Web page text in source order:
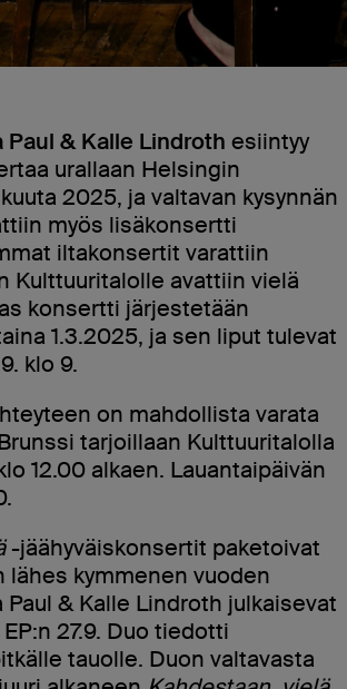
Paul & Kalle Lindroth esiintyy
urallaan Helsingin
2025, ja valtavan kysynnän
myös lisäkonsertti
iltakonsertit varattiin
Kulttuuritalolle avattiin vielä
konsertti järjestetään
1.3.2025, ja sen liput tulevat
klo 9.
on mahdollista varata
tarjoillaan Kulttuuritalolla
12.00 alkaen. Lauantaipäivän
-jäähyväiskonsertit paketoivat
lähes kymmenen vuoden
& Kalle Lindroth julkaisevat
27.9. Duo tiedotti
tauolle. Duon valtavasta